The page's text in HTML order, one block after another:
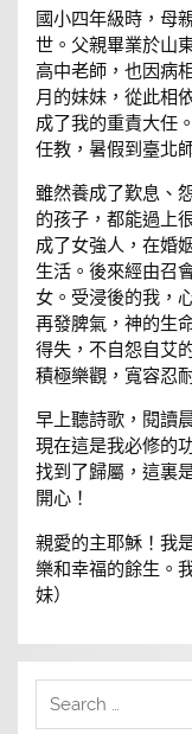
國小四年級時，母
世。父親畢業於山
高中老師，也因病
月的妹妹，從此相
成了我的重責大任
任教，暑假到臺北
雖然養成了歎息、
的孩子，都能過上
成了女強人，在婚
生活。後來經由召
女。受浸後的我，
再發脾氣，神的生
得失，不自怨自艾
積極樂觀，寬容忍
早上聽詩歌，閱讀
現在這是我必修的
找到了歸屬，這裏
開心！
親愛的主耶穌！我
樂和幸福的餘生。
妹）